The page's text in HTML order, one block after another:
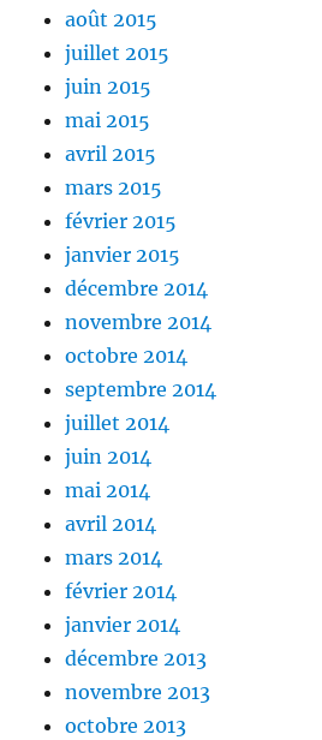
août 2015
juillet 2015
juin 2015
mai 2015
avril 2015
mars 2015
février 2015
janvier 2015
décembre 2014
novembre 2014
octobre 2014
septembre 2014
juillet 2014
juin 2014
mai 2014
avril 2014
mars 2014
février 2014
janvier 2014
décembre 2013
novembre 2013
octobre 2013